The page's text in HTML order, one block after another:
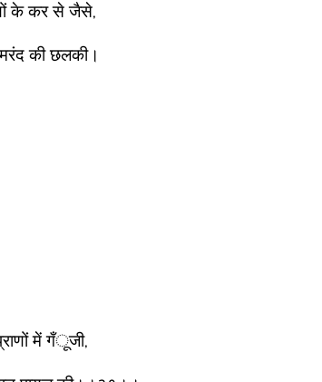
के कर से जैसे,
मरंद की छलकी।
में गँूजी,